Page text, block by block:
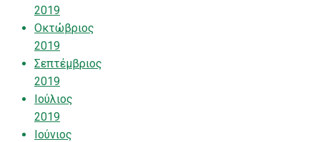
2019
Οκτώβριος
2019
Σεπτέμβριος
2019
Ιούλιος
2019
Ιούνιος